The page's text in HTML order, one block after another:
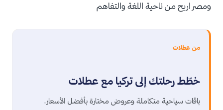
ومصر اريح من ناحية اللغة والتفاهم
من عطلات
خطّط رحلتك إلى تركيا مع عطلات
باقات سياحية متكاملة وعروض مختارة بأفضل الأسعار.